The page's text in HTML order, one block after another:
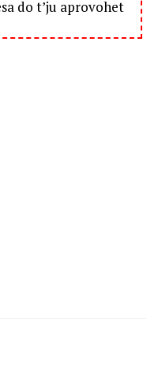
do t’ju aprovohet